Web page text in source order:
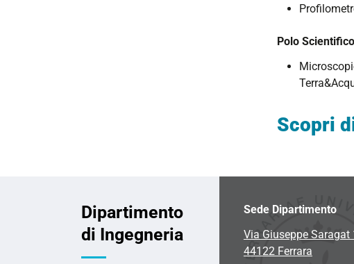
Polo
Scopri
Dipartimento
di Ingegneria
Sede Dipartimento
Via Giuseppe Saragat
44122 Ferrara